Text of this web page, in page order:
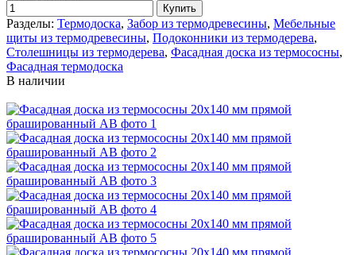
Купить
Разделы: Термодоска, Забор из термодревесины, Мебельные
щиты из термодревесины, Подоконники из термодерева,
Столешницы из термодерева, Фасадная доска из термососны,
Фасадная термодоска
В наличии